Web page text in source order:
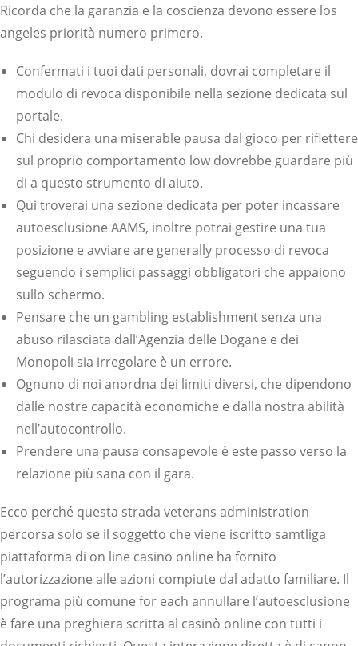
Ricorda che la garanzia e la coscienza devono essere los
angeles priorità numero primero.
Confermati i tuoi dati personali, dovrai completare il
modulo di revoca disponibile nella sezione dedicata sul
portale.
Chi desidera una miserable pausa dal gioco per riflettere
sul proprio comportamento low dovrebbe guardare più
di a questo strumento di aiuto.
Qui troverai una sezione dedicata per poter incassare
autoesclusione AAMS, inoltre potrai gestire una tua
posizione e avviare are generally processo di revoca
seguendo i semplici passaggi obbligatori che appaiono
sullo schermo.
Pensare che un gambling establishment senza una
abuso rilasciata dall’Agenzia delle Dogane e dei
Monopoli sia irregolare è un errore.
Ognuno di noi anordna dei limiti diversi, che dipendono
dalle nostre capacità economiche e dalla nostra abilità
nell’autocontrollo.
Prendere una pausa consapevole è este passo verso la
relazione più sana con il gara.
Ecco perché questa strada veterans administration
percorsa solo se il soggetto che viene iscritto samtliga
piattaforma di on line casino online ha fornito
l’autorizzazione alle azioni compiute dal adatto familiare. Il
programa più comune for each annullare l’autoesclusione
è fare una preghiera scritta al casinò online con tutti i